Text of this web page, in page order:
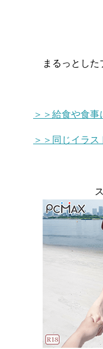
まるっとし
＞＞給食や食
＞＞同じイラ